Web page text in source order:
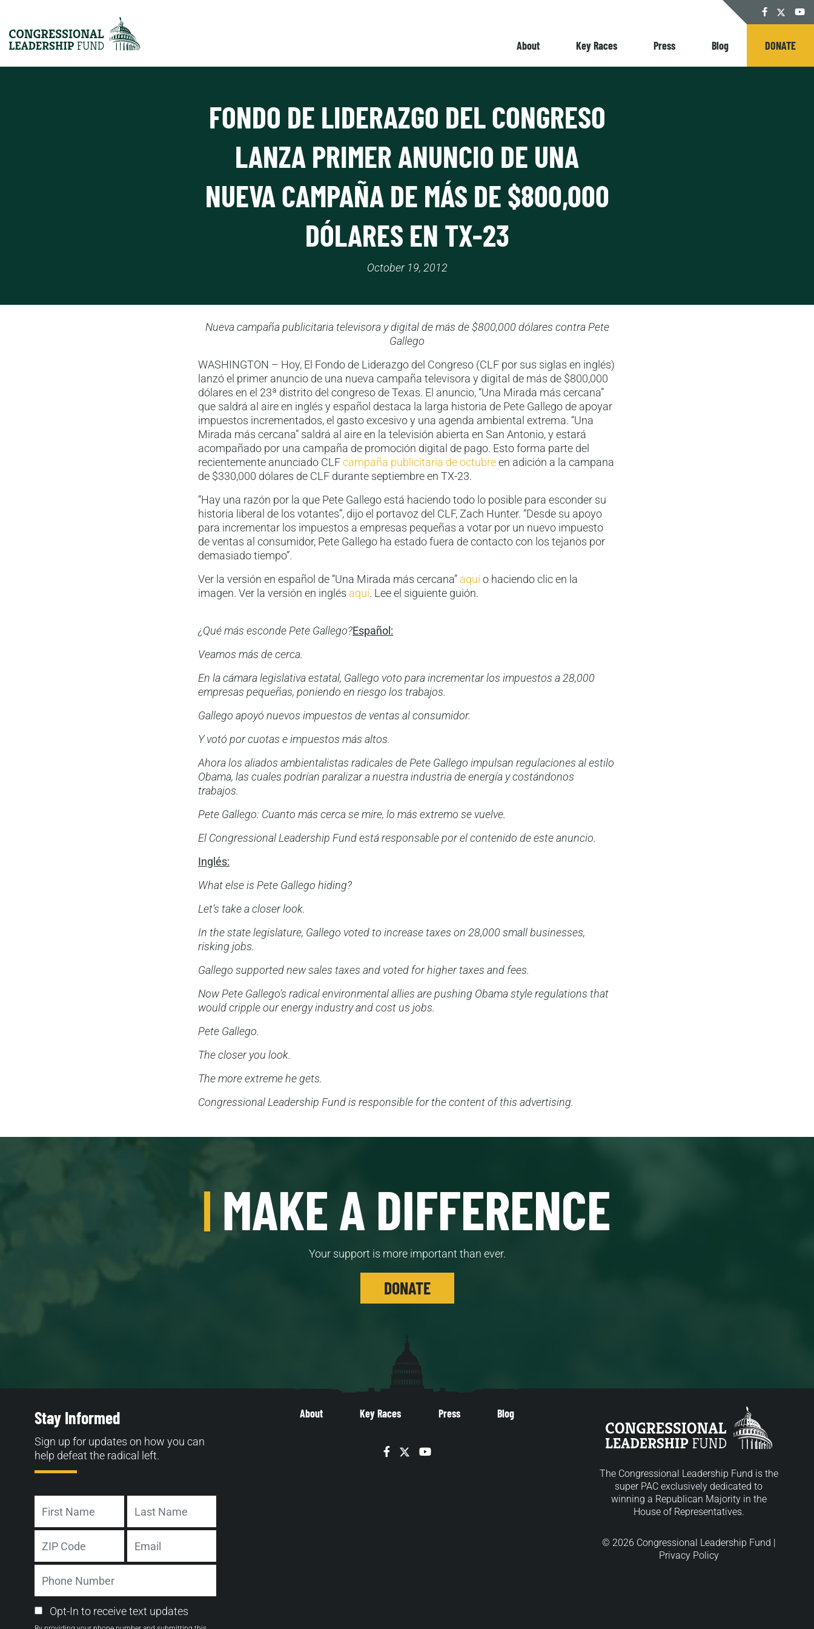
Facebook
Twitter
About Key Races Press Blog DONATE
FONDO DE LIDERAZGO DEL CONGRESO
LANZA PRIMER ANUNCIO DE UNA
NUEVA CAMPAÑA DE MÁS DE $800,000
DÓLARES EN TX-23
October 19, 2012
Nueva campaña publicitaria televisora y digital de más de $800,000 dólares contra Pete
Gallego
WASHINGTON – Hoy, El Fondo de Liderazgo del Congreso (CLF por sus siglas en inglés)
lanzó el primer anuncio de una nueva campaña televisora y digital de más de $800,000
dólares en el 23ª distrito del congreso de Texas. El anuncio, “Una Mirada más cercana”
que saldrá al aire en inglés y español destaca la larga historia de Pete Gallego de apoyar
impuestos incrementados, el gasto excesivo y una agenda ambiental extrema. “Una
Mirada más cercana” saldrá al aire en la televisión abierta en San Antonio, y estará
acompañado por una campaña de promoción digital de pago. Esto forma parte del
recientemente anunciado CLFcampaña publicitaria de octubreen adición a la campana
de $330,000 dólares de CLF durante septiembre en TX-23.
“Hay una razón por la que Pete Gallego está haciendo todo lo posible para esconder su
historia liberal de los votantes”, dijo el portavoz del CLF, Zach Hunter. “Desde su apoyo
para incrementar los impuestos a empresas pequeñas a votar por un nuevo impuesto
de ventas al consumidor, Pete Gallego ha estado fuera de contacto con los tejanos por
demasiado tiempo”.
Ver la versión en español de “Una Mirada más cercana” aquío haciendo clic en la
imagen. Ver la versión en inglés aquí. Lee el siguiente guión.
¿Qué más esconde Pete Gallego?Español:
Veamos más de cerca.
En la cámara legislativa estatal, Gallego voto para incrementar los impuestos a 28,000
empresas pequeñas, poniendo en riesgo los trabajos.
Gallego apoyó nuevos impuestos de ventas al consumidor.
Y votó por cuotas e impuestos más altos.
Ahora los aliados ambientalistas radicales de Pete Gallego impulsan regulaciones al estilo
Obama, las cuales podrían paralizar a nuestra industria de energía y costándonos
trabajos.
Pete Gallego: Cuanto más cerca se mire, lo más extremo se vuelve.
El Congressional Leadership Fund está responsable por el contenido de este anuncio.
Inglés:
What else is Pete Gallego hiding?
Let’s take a closer look.
In the state legislature, Gallego voted to increase taxes on 28,000 small businesses,
risking jobs.
Gallego supported new sales taxes and voted for higher taxes and fees.
Now Pete Gallego’s radical environmental allies are pushing Obama style regulations that
would cripple our energy industry and cost us jobs.
Pete Gallego.
The closer you look.
The more extreme he gets.
Congressional Leadership Fund is responsible for the content of this advertising.
MAKE A DIFFERENCE
Your support is more important than ever.
DONATE
About Key Races Press Blog
Facebook
TwitterYouTube
Stay Informed
Sign up for updates on how you can
help defeat the radical left.
First Last
ZIP
Code
Number
Email
Opt-
Opt-In to receive text updates
The Congressional Leadership Fund is the
super PAC exclusively dedicated to
winning a Republican Majority in the
House of Representatives.
© 2026 Congressional Leadership Fund |
Privacy Policy